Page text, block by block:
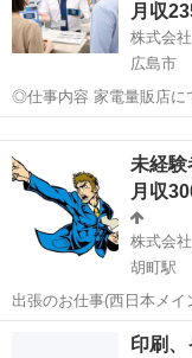
月収
株式会
広島市
◎仕事内容 家電量販店にてWiMAXの 販売･接客業務を中心にお任せし
ます。 ＜具体的には＞ ・新規受付 ・機種変更 ・商品や料金プランの
未経
月収
株式会
胡町駅
出張のお仕事(西日本メ
は旅行感覚です☺️ 宿泊費
(移動日込み) 事業拡大
胡町
印刷